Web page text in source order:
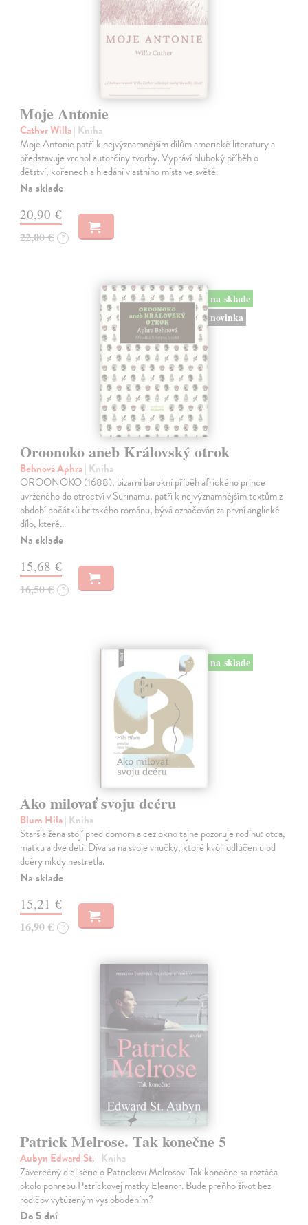
Moje Antonie
Cather Willa| Kniha
Moje Antonie patří k nejvýznamnějším dílům americké literatury a
představuje vrchol autorčiny tvorby. Vypráví hluboký příběh o
dětství, kořenech a hledání vlastního místa ve světě.
Na sklade
20,90 €
22,00 € ?
na sklade
novinka
Oroonoko aneb Královský otrok
Behnová Aphra| Kniha
OROONOKO (1688), bizarní barokní příběh afrického prince
uvrženého do otroctví v Surinamu, patří k nejvýznamnějším textům z
období počátků britského románu, bývá označován za první anglické
dílo, které…
Na sklade
15,68 €
16,50 € ?
na sklade
Ako milovať svoju dcéru
Blum Hila| Kniha
Staršia žena stojí pred domom a cez okno tajne pozoruje rodinu: otca,
matku a dve deti. Díva sa na svoje vnučky, ktoré kvôli odlúčeniu od
dcéry nikdy nestretla.
Na sklade
15,21 €
16,90 € ?
Patrick Melrose. Tak konečne 5
Aubyn Edward St. | Kniha
Záverečný diel série o Patrickovi Melrosovi Tak konečne sa roztáča
okolo pohrebu Patrickovej matky Eleanor. Bude preňho život bez
rodičov vytúženým vyslobodením?
Do 5 dní